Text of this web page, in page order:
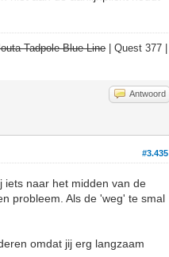
Tadpole Blue Line| Quest 377 |
Antwoord
#3.435
iets naar het midden van de
probleem. Als de 'weg' te smal
omdat jij erg langzaam